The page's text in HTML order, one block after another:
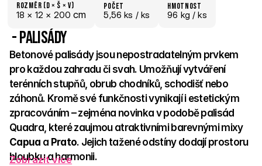
Rozměr (D × š × V)
18 × 12 × 200 cm
počet
5,56 ks / ks
hmotnost
96 kg / ks
- Palisády
Betonové palisády jsou nepostradatelným prvkem
pro každou zahradu či svah. Umožňují vytváření
terénních stupňů, obrub chodníků, schodišť nebo
záhonů. Kromě své funkčnosti vynikají i estetickým
zpracováním – zejména novinka v podobě palisád
Quadra, které zaujmou atraktivními barevnými mixy
Capua a Prato. Jejich tažené odstíny dodají prostoru
hloubku a harmonii.
Zobrazit více